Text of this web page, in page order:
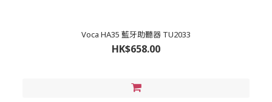
Voca HA35 藍牙助聽器 TU2033
HK$658.00